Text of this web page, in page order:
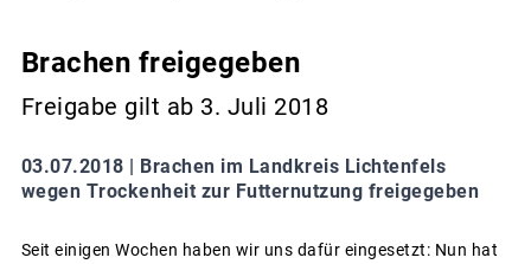
Brachen freigegeben
Freigabe gilt ab 3. Juli 2018
03.07.2018 | Brachen im Landkreis Lichtenfels
wegen Trockenheit zur Futternutzung freigegeben
Seit einigen Wochen haben wir uns dafür eingesetzt: Nun hat